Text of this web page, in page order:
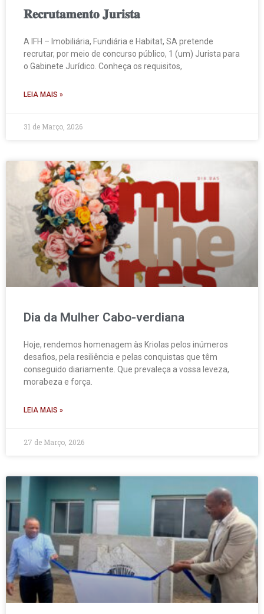
𝐑𝐞𝐜𝐫𝐮𝐭𝐚𝐦𝐞𝐧𝐭𝐨 𝐉𝐮𝐫𝐢𝐬𝐭𝐚
A IFH – Imobiliária, Fundiária e Habitat, SA pretende
recrutar, por meio de concurso público, 1 (um) Jurista para
o Gabinete Jurídico. Conheça os requisitos,
LEIA MAIS »
31 de Março, 2026
Dia da Mulher Cabo-verdiana
Hoje, rendemos homenagem às Kriolas pelos inúmeros
desafios, pela resiliência e pelas conquistas que têm
conseguido diariamente. Que prevaleça a vossa leveza,
morabeza e força.
LEIA MAIS »
27 de Março, 2026